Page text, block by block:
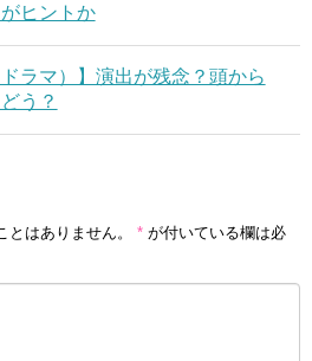
ヒントか
ドラマ）】演出が残念？頭から
う？
はありません。 * が付いている欄は必